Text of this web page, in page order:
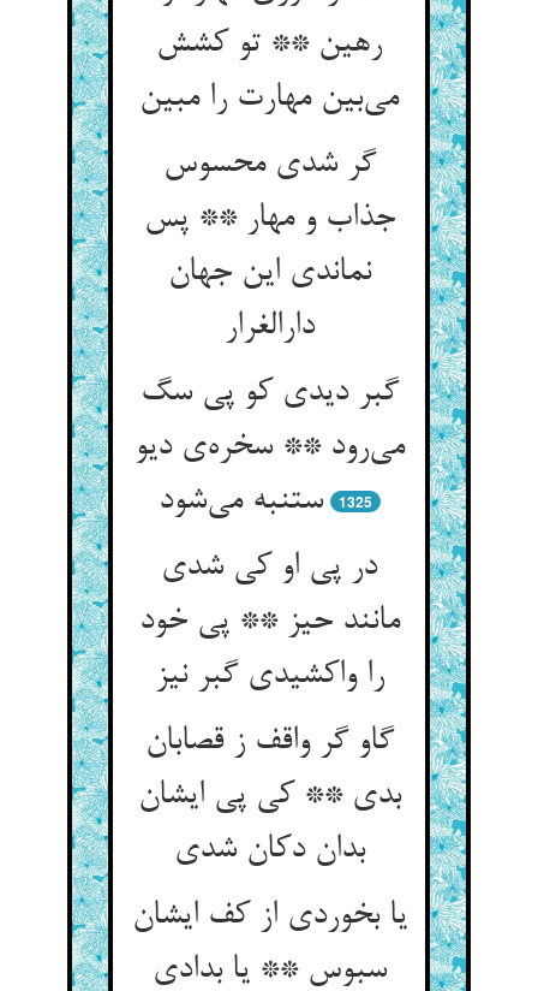
رهین ** تو کشش
می‌بین مهارت را مبین
گر شدی محسوس
جذاب و مهار ** پس
نماندی این جهان
دارالغرار
گبر دیدی کو پی سگ
می‌رود ** سخره‌ی دیو
ستنبه می‌شود
1325
در پی او کی شدی
مانند حیز ** پی خود
را واکشیدی گبر نیز
گاو گر واقف ز قصابان
بدی ** کی پی ایشان
بدان دکان شدی
یا بخوردی از کف ایشان
سبوس ** یا بدادی